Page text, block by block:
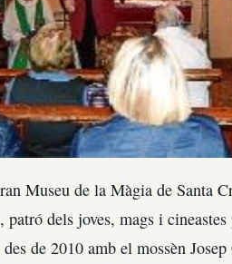
Museu de la Màgia de Santa
patró dels joves, mags i
de 2010 amb el mossèn